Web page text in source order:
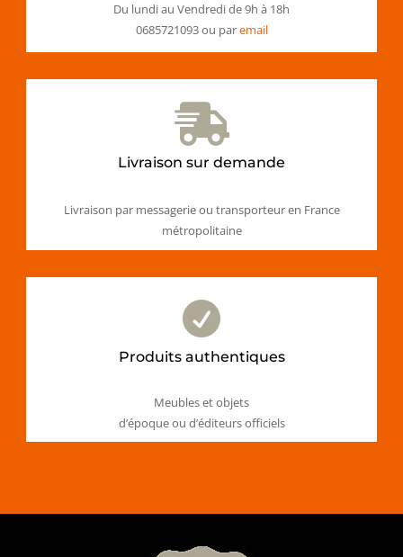
Du lundi au Vendredi de 9h à 18h
0685721093 ou paremail

Livraison sur demande
Livraison par messagerie ou transporteur en France
métropolitaine

Produits authentiques
Meubles et objets
d’époque ou d’éditeurs officiels